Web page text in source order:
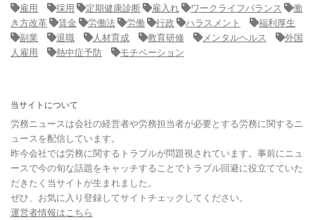
雇用
採用 定期健康診断 雇入れ ワークライフバランス
働
き方改革
賃金 労働法 労働 行政 ハラスメント
福利厚生
副業
退職 人材育成 教育研修 メンタルヘルス
外国
人雇用
熱中症予防 モチベーション
当サイトについて
労務ニュースは会社の経営者や労務担当者が必要とする労務に関するニ
ュースを配信しています。
昨今会社では労務に関するトラブルが問題視されています。事前にニュ
ースで今の旬な話題をキャッチすることでトラブル回避に役立てていた
だきたく当サイトが生まれました。
ぜひ、お気に入り登録してサイトチェックしてください。
運営者情報はこちら